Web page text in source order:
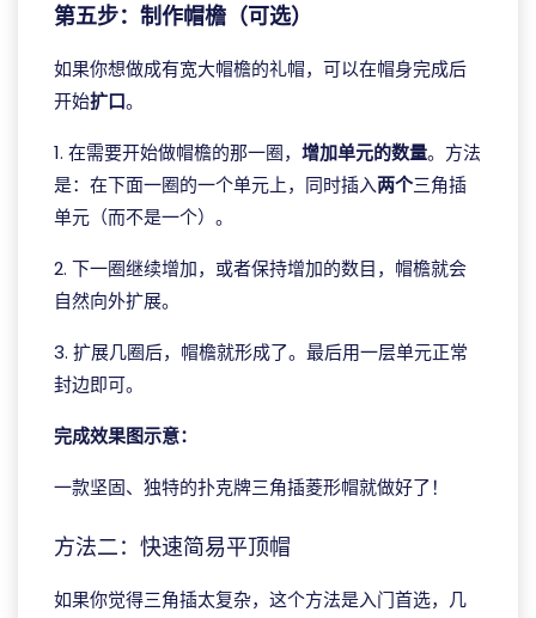
第五步：制作帽檐（可选）
如果你想做成有宽大帽檐的礼帽，可以在帽身完成后
开始扩口。
1. 在需要开始做帽檐的那一圈， 增加单元的数量。方法
是：在下面一圈的一个单元上，同时插入两个三角插
单元（而不是一个）。
2. 下一圈继续增加，或者保持增加的数目，帽檐就会
自然向外扩展。
3. 扩展几圈后，帽檐就形成了。最后用一层单元正常
封边即可。
完成效果图示意：
一款坚固、独特的扑克牌三角插菱形帽就做好了！
方法二：快速简易平顶帽
如果你觉得三角插太复杂，这个方法是入门首选，几